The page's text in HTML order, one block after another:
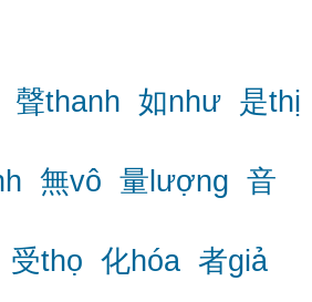
聲thanh 如như 是thị
無vô 量lượng 音
受thọ 化hóa 者giả